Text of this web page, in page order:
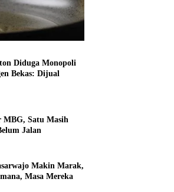
Diduga Monopoli
Bekas: Dijual
MBG, Satu Masih
Jalan
Makin Marak,
Masa Mereka